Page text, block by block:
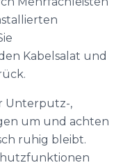
Kabelsalat und
Unterputz-,
um und achten
ruhig bleibt.